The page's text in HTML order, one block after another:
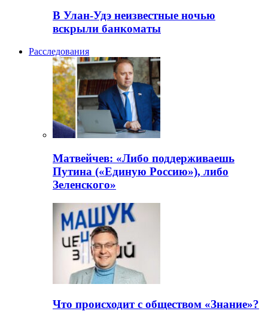
В Улан-Удэ неизвестные ночью
вскрыли банкоматы
Расследования
Матвейчев: «Либо поддерживаешь
Путина («Единую Россию»), либо
Зеленского»
Что происходит с обществом «Знание»?